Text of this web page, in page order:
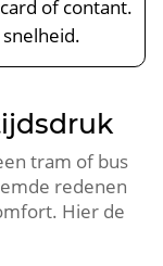
of contant.
tram of bus
redenen
Hier de